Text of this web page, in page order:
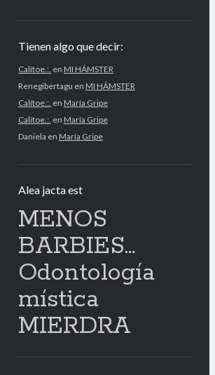
Tienen algo que decir:
Calítoe.:. en MI HÁMSTER
Renegibertagu en MI HÁMSTER
Calítoe.:. en María Gripe
Calítoe.:. en María Gripe
Daniela en María Gripe
Alea jacta est
MENOS
BARBIES…
Odontología
mística
MIERDRA